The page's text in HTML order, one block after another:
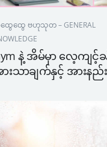
ေထွေ ဗဟုသုတ – GENERAL
နဲ့ အိမ်မှာ လေ့ကျင့်
းသာချက်နှင့် အားနည်း